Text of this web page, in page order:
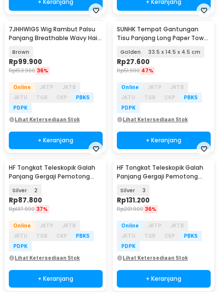
7JHHWIGS Wig Rambut Palsu
Panjang Breathable Wavy Hair
Brown
Rp99.900
Rp153.900 36%
Online JKTP
JKTB
JKTU
TGR CKP
PBKS
PDPK
Lihat Ketersediaan Stok
+ Keranjang
SUNHK Tempat Gantungan
Tisu Panjang Long Paper Towel
Golden 33.5 x 14.5 x 4.5 cm
Rp27.600
Rp51.900 47%
Online JKTP
JKTB
JKTU
TGR CKP
PBKS
PDPK
Lihat Ketersediaan Stok
+ Keranjang
HF Tongkat Teleskopik Galah
Panjang Gergaji Pemotong
Silver 2
Rp87.800
Rp137.900 37%
Online JKTP
JKTB
JKTU
TGR CKP
PBKS
PDPK
Lihat Ketersediaan Stok
+ Keranjang
HF Tongkat Teleskopik Galah
Panjang Gergaji Pemotong
Silver 3
Rp131.200
Rp201.900 36%
Online JKTP
JKTB
JKTU
TGR CKP
PBKS
PDPK
Lihat Ketersediaan Stok
+ Keranjang